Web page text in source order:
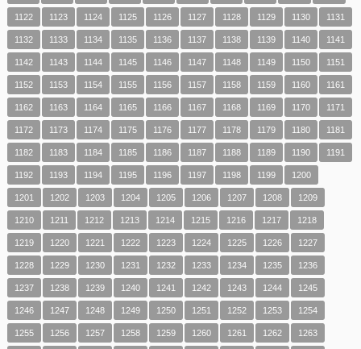
1122 1123 1124 1125 1126 1127 1128 1129 1130 1131
1132 1133 1134 1135 1136 1137 1138 1139 1140 1141
1142 1143 1144 1145 1146 1147 1148 1149 1150 1151
1152 1153 1154 1155 1156 1157 1158 1159 1160 1161
1162 1163 1164 1165 1166 1167 1168 1169 1170 1171
1172 1173 1174 1175 1176 1177 1178 1179 1180 1181
1182 1183 1184 1185 1186 1187 1188 1189 1190 1191
1192 1193 1194 1195 1196 1197 1198 1199 1200
1201 1202 1203 1204 1205 1206 1207 1208 1209
1210 1211 1212 1213 1214 1215 1216 1217 1218
1219 1220 1221 1222 1223 1224 1225 1226 1227
1228 1229 1230 1231 1232 1233 1234 1235 1236
1237 1238 1239 1240 1241 1242 1243 1244 1245
1246 1247 1248 1249 1250 1251 1252 1253 1254
1255 1256 1257 1258 1259 1260 1261 1262 1263